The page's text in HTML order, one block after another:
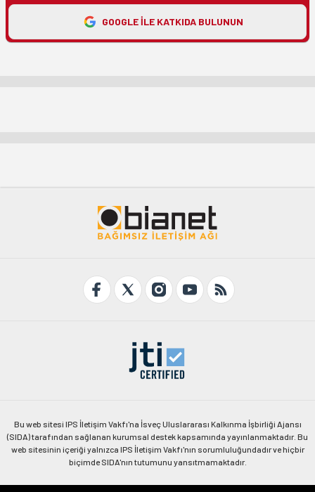
GOOGLE ILE KATKIDA BULUNUN
Bu web sitesi IPS İletişim Vakfı'na İsveç Uluslararası Kalkınma İşbirliği Ajansı
(SIDA) tarafından sağlanan kurumsal destek kapsamında yayınlanmaktadır. Bu
web sitesinin içeriği yalnızca IPS İletişim Vakfı'nın sorumluluğundadır ve hiçbir
biçimde SIDA'nın tutumunu yansıtmamaktadır.